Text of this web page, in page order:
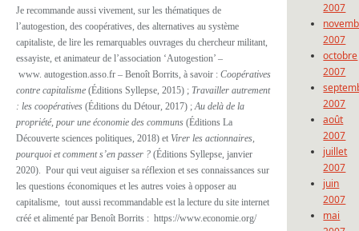
Je recommande aussi vivement, sur les thématiques de
l’autogestion, des coopératives, des alternatives au système
capitaliste, de lire les remarquables ouvrages du chercheur militant,
essayiste, et animateur de l’association ‘Autogestion’ –
www. autogestion.asso.fr – Benoît Borrits, à savoir : Coopératives
contre capitalisme (Éditions Syllepse, 2015) ; Travailler autrement
: les coopératives (Éditions du Détour, 2017) ;Au delà de la
propriété, pour une économie des communs (Éditions La
Découverte sciences politiques, 2018) et Virer les actionnaires,
pourquoi et comment s’en passer ? (Éditions Syllepse, janvier
2020). Pour qui veut aiguiser sa réflexion et ses connaissances sur
les questions économiques et les autres voies à opposer au
capitalisme, tout aussi recommandable est la lecture du site internet
créé et alimenté par Benoît Borrits : https://www.economie.org/
2007
2007
octobre
2007
2007
août
2007
juillet
2007
juin
2007
mai